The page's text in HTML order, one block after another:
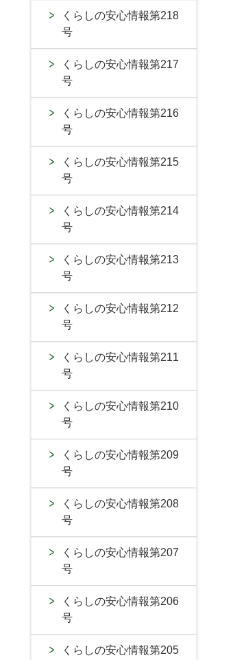
くらしの安心情報第218
号
くらしの安心情報第217
号
くらしの安心情報第216
号
くらしの安心情報第215
号
くらしの安心情報第214
号
くらしの安心情報第213
号
くらしの安心情報第212
号
くらしの安心情報第211
号
くらしの安心情報第210
号
くらしの安心情報第209
号
くらしの安心情報第208
号
くらしの安心情報第207
号
くらしの安心情報第206
号
くらしの安心情報第205